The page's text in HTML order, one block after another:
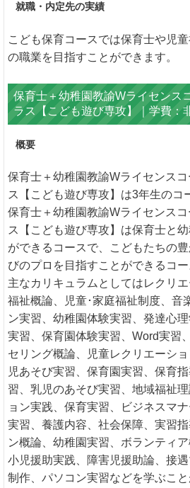
就職・内定先の実績
こども保育コースでは保育士や児
の職業を目指すことができます。
保育士＋幼稚園教諭Wライセンス
ラス【こども遊び専攻】｜学費：
概要
保育士＋幼稚園教諭Wライセンス
ス【こども遊び専攻】は3年生のコ
保育士＋幼稚園教諭Wライセンス
ス【こども遊び専攻】は保育士と
ができるコースで、こどもたちの
びのプロを目指すことができるコー
主なカリキュラムとしてはレクリ
福祉概論、児童･家庭福祉制度、音
ン実習、幼稚園体験実習、発達心
実習、保育園体験実習、Word実習
セリング概論、児童レクリエーシ
児あそび実習、保育園実習、保育
習、乳児のあそび実習、地域福祉
ョン実践、保育実習、ビジネスマ
実習、養護内容、社会保障、実習
ン概論、幼稚園実習、ボランティア
小児援助実践、障害児援助論、接
制作、パソコン実習などを学ぶこと